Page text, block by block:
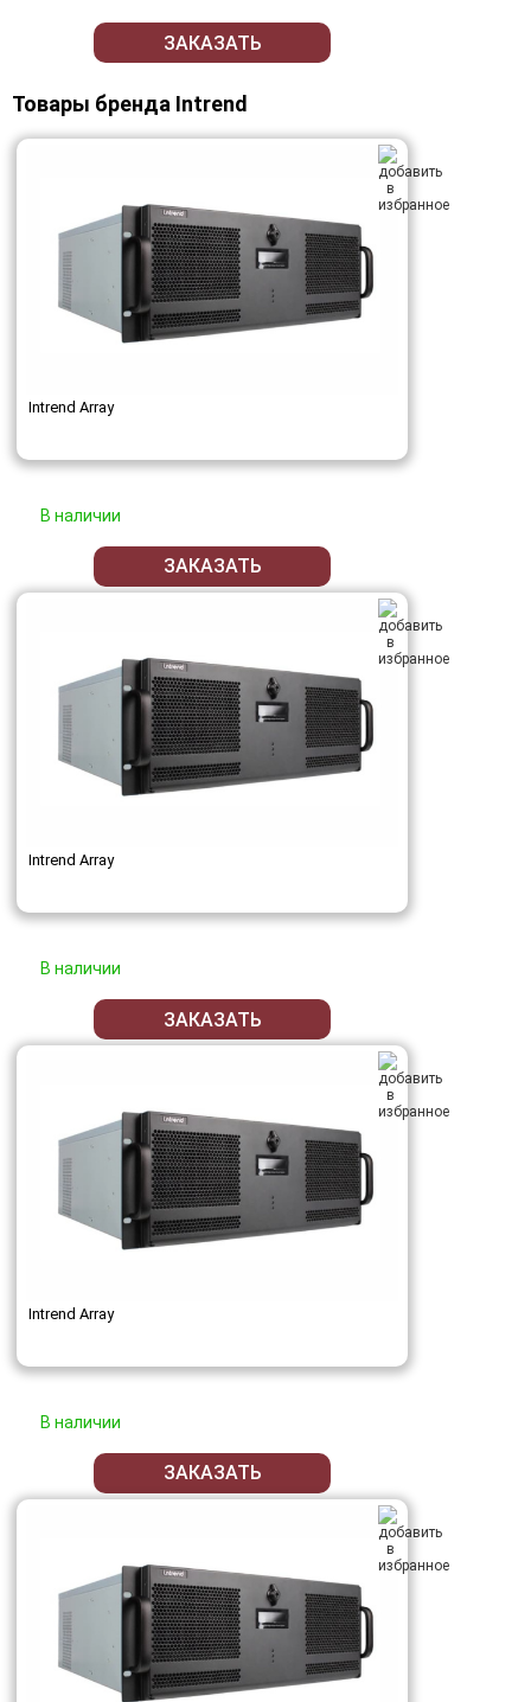
ЗАКАЗАТЬ
Товары бренда Intrend
Intrend Array
В наличии
ЗАКАЗАТЬ
Intrend Array
В наличии
ЗАКАЗАТЬ
Intrend Array
В наличии
ЗАКАЗАТЬ